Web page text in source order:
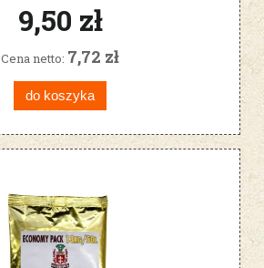
9,50 zł
Cena netto: 7,72 zł
do koszyka